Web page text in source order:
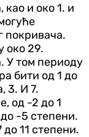
и око 1. и
покривача.
око 29.
У том периоду
бити од 1 до
3. И 7.
од -2 до 1
-5 степени.
11 степени.